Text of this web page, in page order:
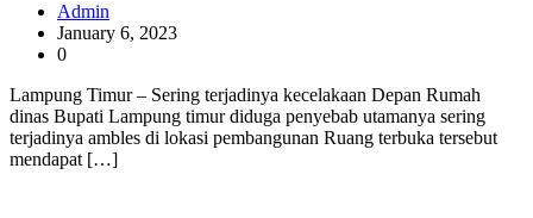
Admin
January 6, 2023
0
Lampung Timur – Sering terjadinya kecelakaan Depan Rumah
dinas Bupati Lampung timur diduga penyebab utamanya sering
terjadinya ambles di lokasi pembangunan Ruang terbuka tersebut
mendapat […]